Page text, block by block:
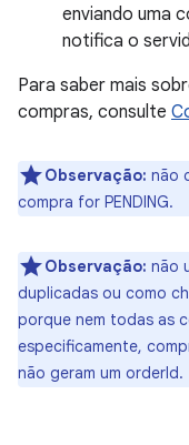
enviando uma
notifica o
Para saber mais
compras, consulte
Observação: não
compra for PENDING.
Observação: não
duplicadas ou como
porque nem todas as
especificamente,
não geram um orderId.